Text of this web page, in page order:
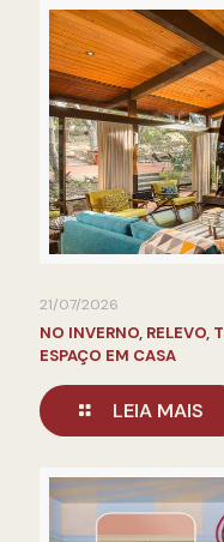
21/07/2026
NO INVERNO, RELEVO,
ESPAÇO EM CASA
LEIA MAIS